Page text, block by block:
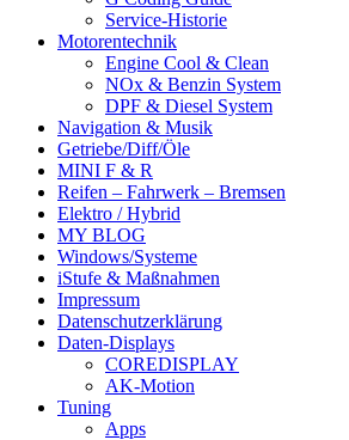
Service-Historie
Motorentechnik
Engine Cool & Clean
NOx & Benzin System
DPF & Diesel System
Navigation & Musik
Getriebe/Diff/Öle
MINI F & R
Reifen – Fahrwerk – Bremsen
Elektro / Hybrid
MY BLOG
Windows/Systeme
iStufe & Maßnahmen
Impressum
Datenschutzerklärung
Daten-Displays
COREDISPLAY
AK-Motion
Tuning
Apps